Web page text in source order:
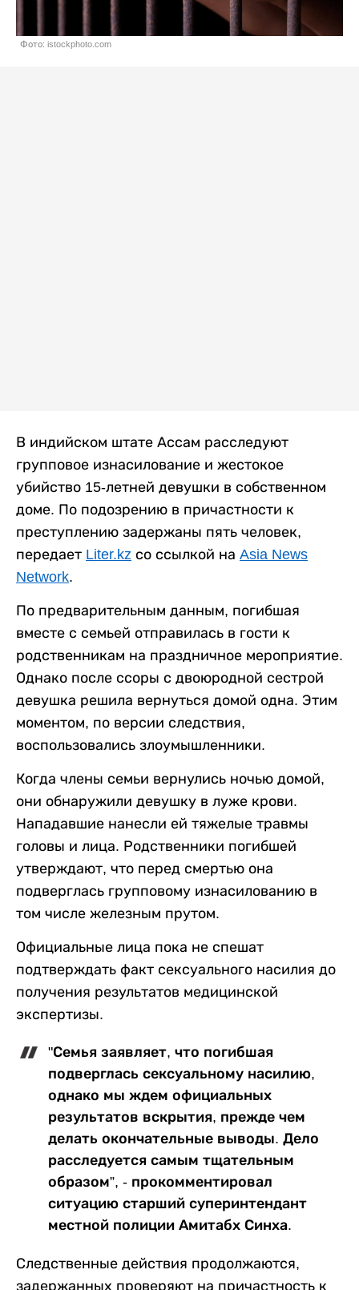
Фото: istockphoto.com
В индийском штате Ассам расследуют
групповое изнасилование и жестокое
убийство 15-летней девушки в собственном
доме. По подозрению в причастности к
преступлению задержаны пять человек,
передает Liter.kz со ссылкой на Asia News
Network.
По предварительным данным, погибшая
вместе с семьей отправилась в гости к
родственникам на праздничное мероприятие.
Однако после ссоры с двоюродной сестрой
девушка решила вернуться домой одна. Этим
моментом, по версии следствия,
воспользовались злоумышленники.
Когда члены семьи вернулись ночью домой,
они обнаружили девушку в луже крови.
Нападавшие нанесли ей тяжелые травмы
головы и лица. Родственники погибшей
утверждают, что перед смертью она
подверглась групповому изнасилованию в
том числе железным прутом.
Официальные лица пока не спешат
подтверждать факт сексуального насилия до
получения результатов медицинской
экспертизы.
"Семья заявляет, что погибшая
подверглась сексуальному насилию,
однако мы ждем официальных
результатов вскрытия, прежде чем
делать окончательные выводы. Дело
расследуется самым тщательным
образом”, - прокомментировал
ситуацию старший суперинтендант
местной полиции Амитабх Синха.
Следственные действия продолжаются,
задержанных проверяют на причастность к